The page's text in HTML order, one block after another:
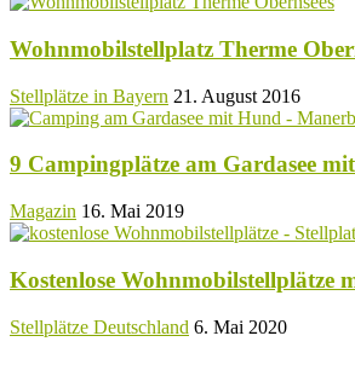
Wohnmobilstellplatz Therme
Stellplätze in Bayern 21. August 2016
9 Campingplätze am Gardasee
Magazin 16. Mai 2019
Kostenlose Wohnmobilstellplätze
Stellplätze Deutschland 6. Mai 2020